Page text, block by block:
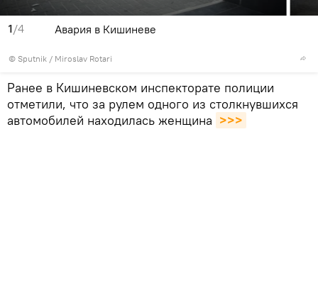
1/4
© Sputnik / Miroslav Rotari
Авария в Кишиневе
Ранее в Кишиневском инспекторате полиции
отметили, что за рулем одного из столкнувшихся
автомобилей находилась женщина >>>